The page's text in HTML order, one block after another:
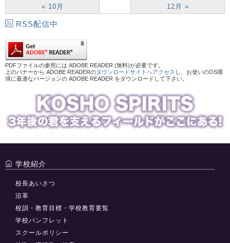
« 10月 12月 »
RSS配信中
PDFファイルの参照には ADOBE READER (無料)が必要です。
上のバナーから ADOBE READERのダウンロードサイトへアクセス し、お使いのOS環
境に最適なバージョンの ADOBE READER をダウンロードして下さい。
学校紹介
校長あいさつ
沿革
校訓・教育目標・学校教育要覧
学校パンフレット
スクールポリシー